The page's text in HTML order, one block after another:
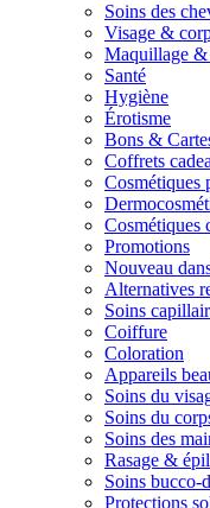
Soins des
Visage &
Maquillage &
Santé
Hygiène
Érotisme
Bons &
Coffrets
Cosmétiques
Cosmétiques
Promotions
Nouveau
Alternatives
Soins
Coiffure
Coloration
Appareils
Soins du
Soins du
Soins des
Rasage &
Soins bucco-
Protections